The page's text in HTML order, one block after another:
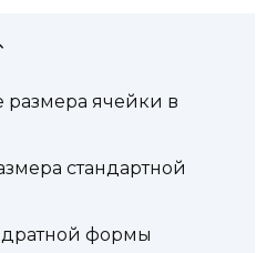
ячейки в
стандартной
формы